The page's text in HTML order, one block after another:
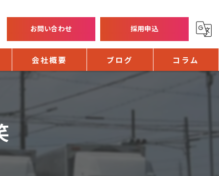
お問い合わせ 採用申込
会社概要 ブログ コラム